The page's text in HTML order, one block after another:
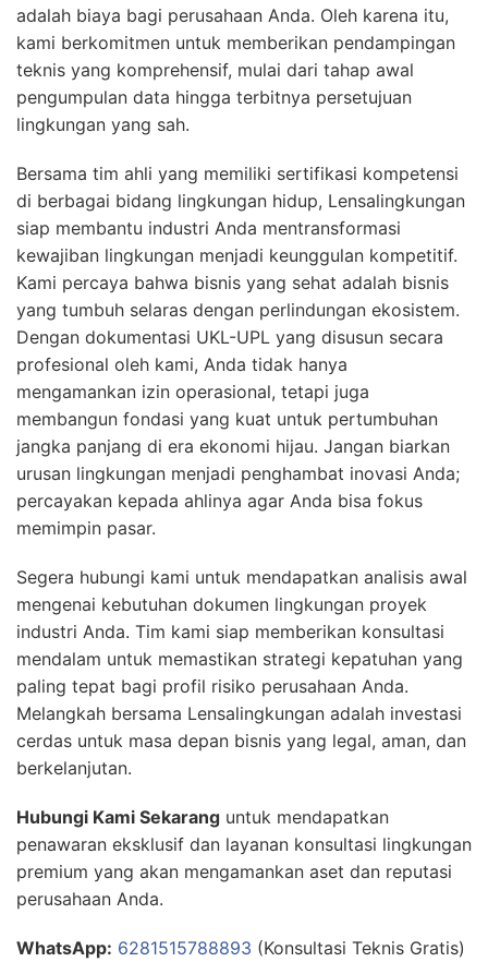
adalah biaya bagi perusahaan Anda. Oleh karena itu,
kami berkomitmen untuk memberikan pendampingan
teknis yang komprehensif, mulai dari tahap awal
pengumpulan data hingga terbitnya persetujuan
lingkungan yang sah.
Bersama tim ahli yang memiliki sertifikasi kompetensi
di berbagai bidang lingkungan hidup, Lensalingkungan
siap membantu industri Anda mentransformasi
kewajiban lingkungan menjadi keunggulan kompetitif.
Kami percaya bahwa bisnis yang sehat adalah bisnis
yang tumbuh selaras dengan perlindungan ekosistem.
Dengan dokumentasi UKL-UPL yang disusun secara
profesional oleh kami, Anda tidak hanya
mengamankan izin operasional, tetapi juga
membangun fondasi yang kuat untuk pertumbuhan
jangka panjang di era ekonomi hijau. Jangan biarkan
urusan lingkungan menjadi penghambat inovasi Anda;
percayakan kepada ahlinya agar Anda bisa fokus
memimpin pasar.
Segera hubungi kami untuk mendapatkan analisis awal
mengenai kebutuhan dokumen lingkungan proyek
industri Anda. Tim kami siap memberikan konsultasi
mendalam untuk memastikan strategi kepatuhan yang
paling tepat bagi profil risiko perusahaan Anda.
Melangkah bersama Lensalingkungan adalah investasi
cerdas untuk masa depan bisnis yang legal, aman, dan
berkelanjutan.
Hubungi Kami Sekarang untuk mendapatkan
penawaran eksklusif dan layanan konsultasi lingkungan
premium yang akan mengamankan aset dan reputasi
perusahaan Anda.
WhatsApp: 6281515788893 (Konsultasi Teknis Gratis)